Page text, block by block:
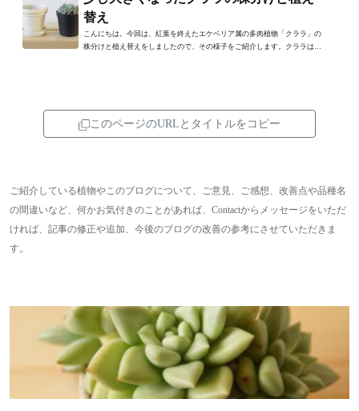
替え
こんにちは。今回は、紅葉を終えたエケベリア属の多肉植物「クララ」の
株分けと植え替えをしましたので、その様子をご紹介します。クララは赤
このページのURLとタイトルをコピー
ご紹介している植物やこのブログについて、ご意見、ご感想、改善点や品種名
の間違いなど、何かお気付きのことがあれば、Contactからメッセージをいただ
ければ、記事の修正や追加、今後のブログの改善の参考にさせていただきま
す。